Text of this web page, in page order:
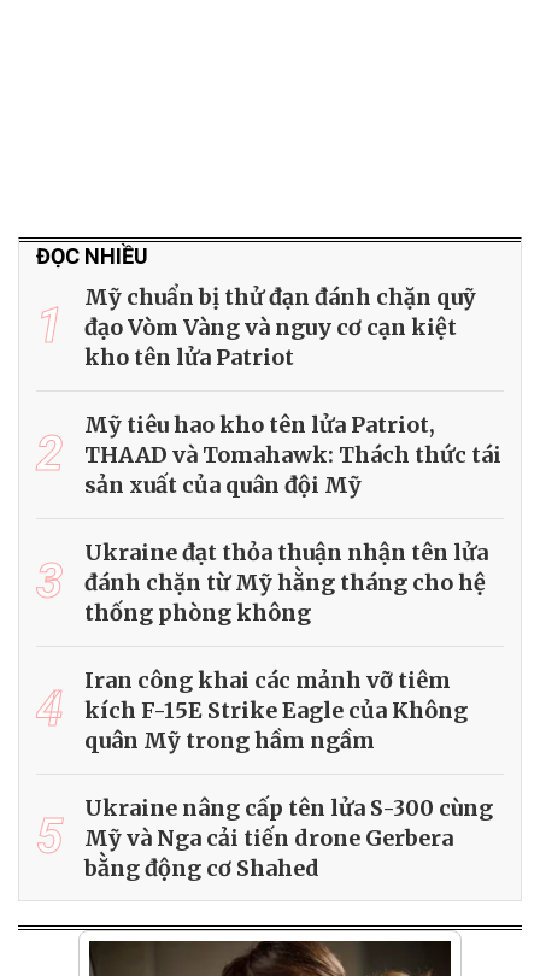
ĐỌC NHIỀU
1
Mỹ chuẩn bị thử đạn đánh chặn quỹ
đạo Vòm Vàng và nguy cơ cạn kiệt
kho tên lửa Patriot
2
Mỹ tiêu hao kho tên lửa Patriot,
THAAD và Tomahawk: Thách thức tái
sản xuất của quân đội Mỹ
3
Ukraine đạt thỏa thuận nhận tên lửa
đánh chặn từ Mỹ hằng tháng cho hệ
thống phòng không
4
Iran công khai các mảnh vỡ tiêm
kích F-15E Strike Eagle của Không
quân Mỹ trong hầm ngầm
5
Ukraine nâng cấp tên lửa S-300 cùng
Mỹ và Nga cải tiến drone Gerbera
bằng động cơ Shahed